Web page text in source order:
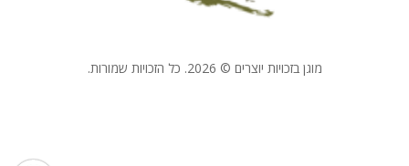
מוגן בזכויות יוצרים © 2026. כל הזכויות שמורות.